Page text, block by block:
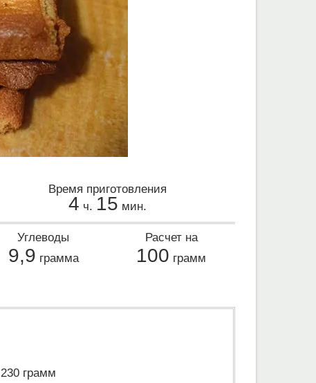
Время приготовления
4 ч. 15 мин.
Углеводы
9,9 грамма
Расчет на
100 грамм
230 грамм